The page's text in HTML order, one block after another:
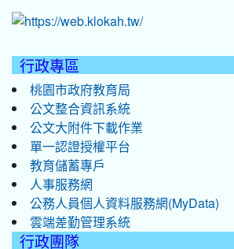
行政專區
桃園市政府教育局
公文整合資訊系統
公文大附件下載作業
單一認證授權平台
教育儲蓄專戶
人事服務網
公務人員個人資料服務網(MyData)
雲端差勤管理系統
行政團隊